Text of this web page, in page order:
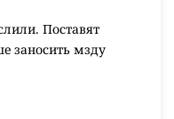
Поставят
заносить мзду